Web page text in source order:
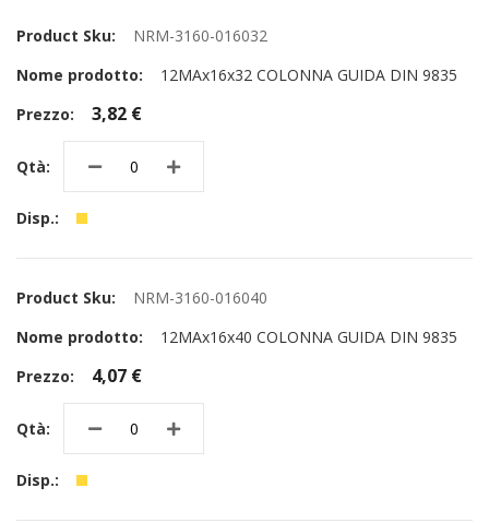
NRM-3160-016032
12MAx16x32 COLONNA GUIDA DIN 9835
3,82 €
NRM-3160-016040
12MAx16x40 COLONNA GUIDA DIN 9835
4,07 €